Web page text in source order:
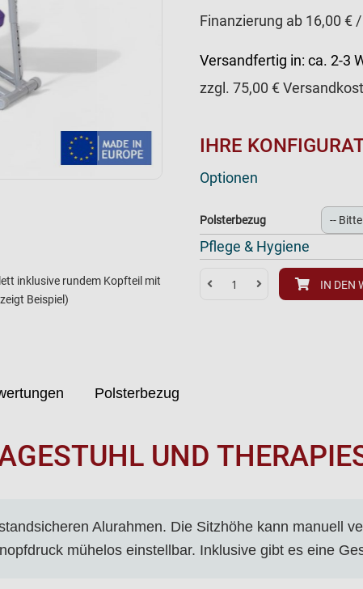
inklusive rundem Kopfteil mit
Beispiel)
Finanzierung ab 16,00 €
Versandfertig in: ca. 2-3
zzgl.75,00 €
IHRE
Optionen
Polsterbezug
Pflege & Hygiene
IN DEN
Polsterbezug
UND
Alurahmen. Die Sitzhöhe kann manuell
mühelos einstellbar. Inklusive gibt es eine